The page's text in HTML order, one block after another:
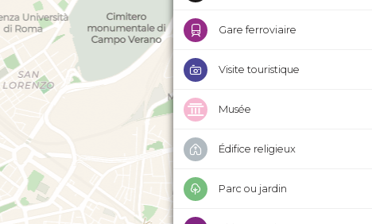
Gare ferroviaire
Visite touristique
Musée
Édifice religieux
Parc ou jardin